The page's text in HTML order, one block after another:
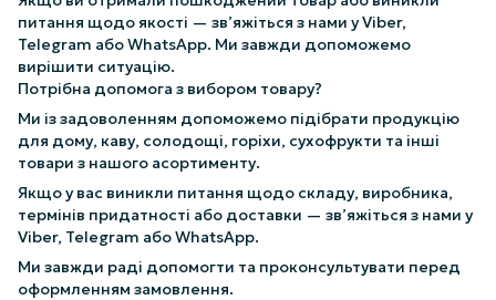
питання щодо якості — зв’яжіться з нами у Viber,
Telegram або WhatsApp. Ми завжди допоможемо
вирішити ситуацію.
Потрібна допомога з вибором товару?
Ми із задоволенням допоможемо підібрати продукцію
для дому, каву, солодощі, горіхи, сухофрукти та інші
товари з нашого асортименту.
Якщо у вас виникли питання щодо складу, виробника,
термінів придатності або доставки — зв’яжіться з нами у
Viber, Telegram або WhatsApp.
Ми завжди раді допомогти та проконсультувати перед
оформленням замовлення.